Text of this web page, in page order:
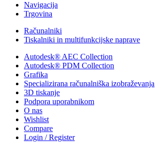
Navigacija
Trgovina
Računalniki
Tiskalniki in multifunkcijske naprave
Autodesk® AEC Collection
Autodesk® PDM Collection
Grafika
Specializirana računalniška izobraževanja
3D tiskanje
Podpora uporabnikom
O nas
Wishlist
Compare
Login / Register